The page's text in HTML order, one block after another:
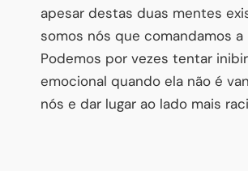
apesar destas duas mentes
somos nós que comandamos a
Podemos por vezes tentar
emocional quando ela não é
nós e dar lugar ao lado mais